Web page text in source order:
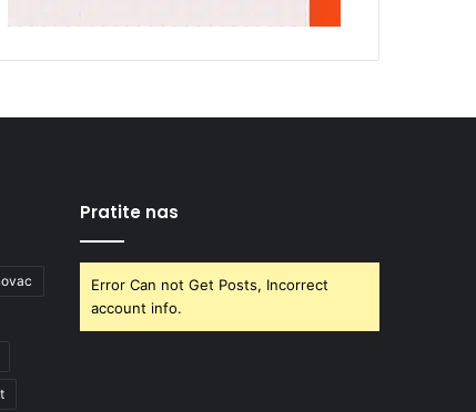
Pratite nas
Error Can not Get Posts, Incorrect
account info.